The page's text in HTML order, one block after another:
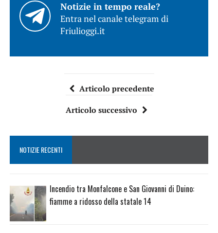
Notizie in tempo reale?
Entra nel canale telegram di
Friulioggi.it
Articolo precedente
Articolo successivo
NOTIZIE RECENTI
Incendio tra Monfalcone e San Giovanni di Duino:
fiamme a ridosso della statale 14